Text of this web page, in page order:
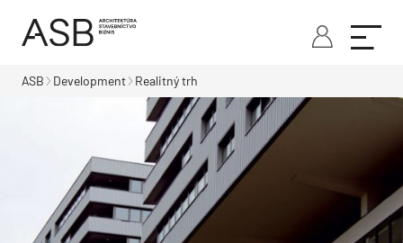
ASB Development Realitný trh